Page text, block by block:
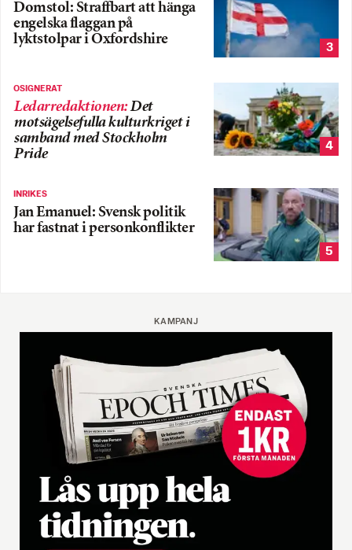
Domstol: Straffbart att hänga
engelska flaggan på
lyktstolpar i Oxfordshire
3
OSIGNERAT
Ledarredaktionen:Det
motsägelsefulla kulturkriget i
samband med Stockholm
Pride
4
INRIKES
Jan Emanuel: Svensk politik
har fastnat i personkonflikter
5
KAMPANJ